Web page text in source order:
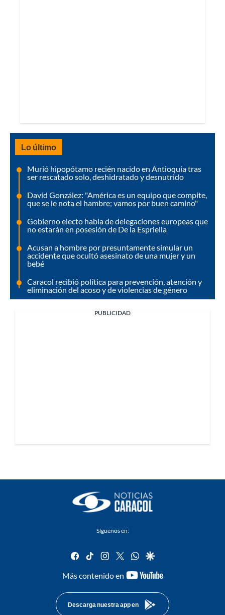
Lo último
Murió hipopótamo recién nacido en Antioquia tras
ser rescatado solo, deshidratado y desnutrido
David González: "América es un equipo que compite,
que se le nota el hambre; vamos por buen camino"
Gobierno electo habla de delegaciones europeas que
no estarán en posesión de De la Espriella
Acusan a hombre por presuntamente simular un
accidente que ocultó asesinato de una mujer y un
bebé
Caracol recibió política para prevención, atención y
eliminación del acoso y de violencias de género
PUBLICIDAD
Síguenos en:
facebook
tiktok instagram
twitterwhatsapp
google
Más contenido en
youtube-
Descarga nuestra app en